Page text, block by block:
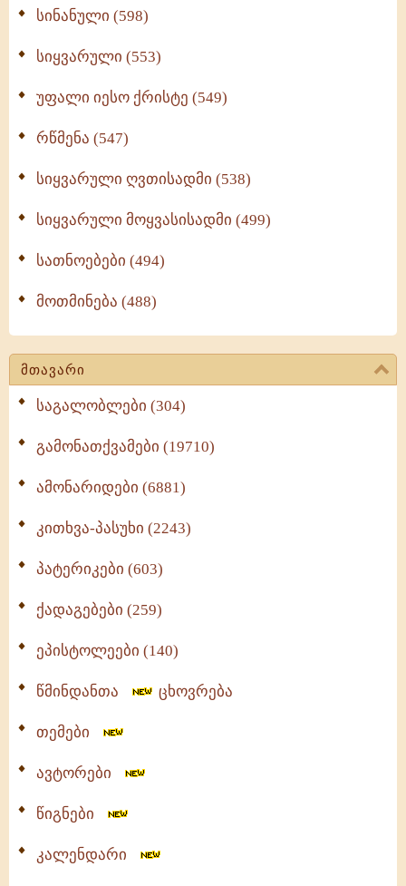
სინანული (598)
სიყვარული (553)
უფალი იესო ქრისტე (549)
რწმენა (547)
სიყვარული ღვთისადმი (538)
სიყვარული მოყვასისადმი (499)
სათნოებები (494)
მოთმინება (488)
მთავარი
საგალობლები (304)
გამონათქვამები (19710)
ამონარიდები (6881)
კითხვა-პასუხი (2243)
პატერიკები (603)
ქადაგებები (259)
ეპისტოლეები (140)
წმინდანთა ცხოვრება
თემები
ავტორები
წიგნები
კალენდარი